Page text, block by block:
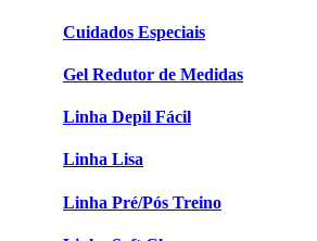
Cuidados Especiais
Gel Redutor de Medidas
Linha Depil Fácil
Linha Lisa
Linha Pré/Pós Treino